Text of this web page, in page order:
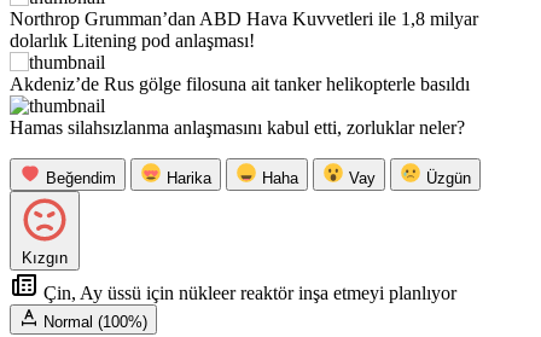
Northrop Grumman’dan ABD Hava Kuvvetleri ile 1,8 milyar
dolarlık Litening pod anlaşması!
Akdeniz’de Rus gölge filosuna ait tanker helikopterle basıldı
Hamas silahsızlanma anlaşmasını kabul etti, zorluklar neler?
Beğendim Harika Haha Vay Üzgün
Kızgın
Çin, Ay üssü için nükleer reaktör inşa etmeyi planlıyor
Normal (100%)